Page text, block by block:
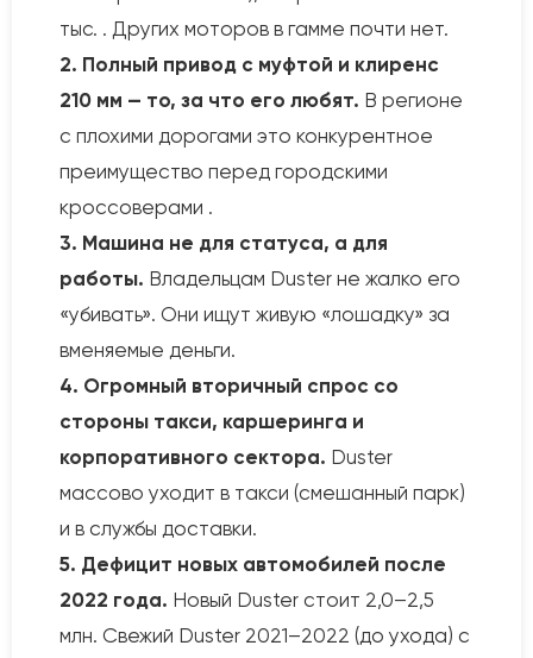
тыс. . Других моторов в гамме почти нет.
2. Полный привод с муфтой и клиренс
210 мм — то, за что его любят. В регионе
с плохими дорогами это конкурентное
преимущество перед городскими
кроссоверами .
3. Машина не для статуса, а для
работы. Владельцам Duster не жалко его
«убивать». Они ищут живую «лошадку» за
вменяемые деньги.
4. Огромный вторичный спрос со
стороны такси, каршеринга и
корпоративного сектора. Duster
массово уходит в такси (смешанный парк)
и в службы доставки.
5. Дефицит новых автомобилей после
2022 года. Новый Duster стоит 2,0–2,5
млн. Свежий Duster 2021–2022 (до ухода) с